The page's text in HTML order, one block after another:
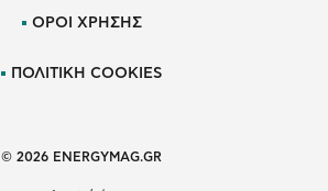
ΟΡΟΙ ΧΡΗΣΗΣ
ΠΟΛΙΤΙΚΗ COOKIES
© 2026 ENERGYMAG.GR